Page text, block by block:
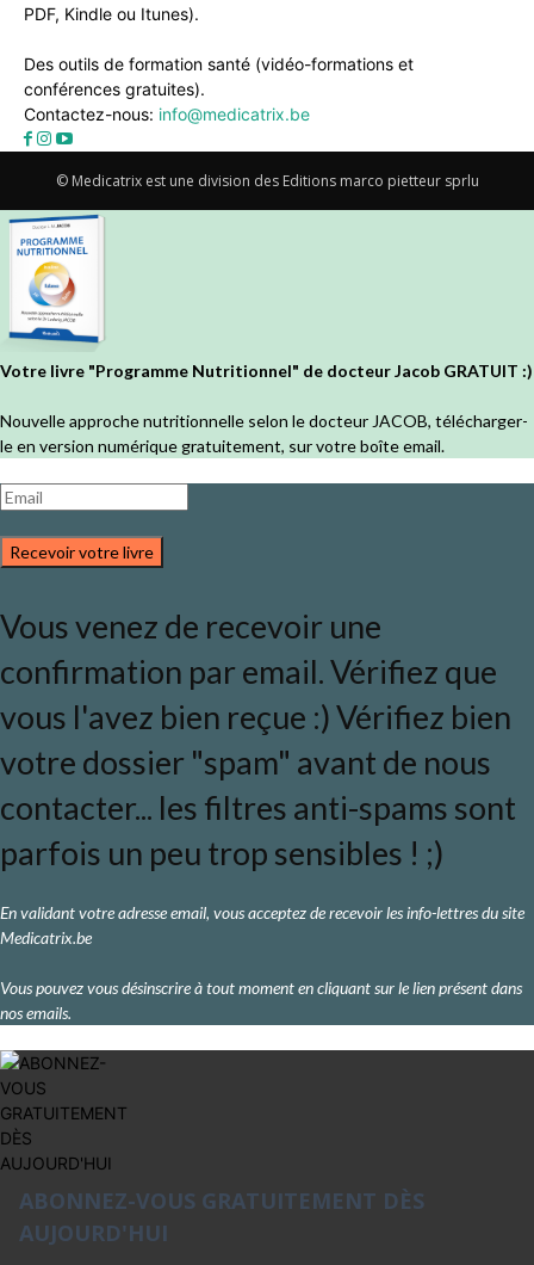
PDF, Kindle ou Itunes).
Des outils de formation santé (vidéo-formations et
conférences gratuites).
Contactez-nous: info@medicatrix.be
© Medicatrix est une division des Editions marco pietteur sprlu
Votre livre "Programme Nutritionnel" de docteur Jacob GRATUIT :)
Nouvelle approche nutritionnelle selon le docteur JACOB, télécharger-
le en version numérique gratuitement, sur votre boîte email.
Recevoir votre livre
Vous venez de recevoir une
confirmation par email. Vérifiez que
vous l'avez bien reçue :) Vérifiez bien
votre dossier "spam" avant de nous
contacter... les filtres anti-spams sont
parfois un peu trop sensibles ! ;)
En validant votre adresse email, vous acceptez de recevoir les info-lettres du site
Medicatrix.be
Vous pouvez vous désinscrire à tout moment en cliquant sur le lien présent dans
nos emails.
ABONNEZ-VOUS GRATUITEMENT DÈS
AUJOURD'HUI